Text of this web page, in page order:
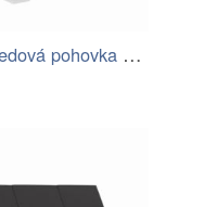
Dílčí středová pohovka MAGDALENA…